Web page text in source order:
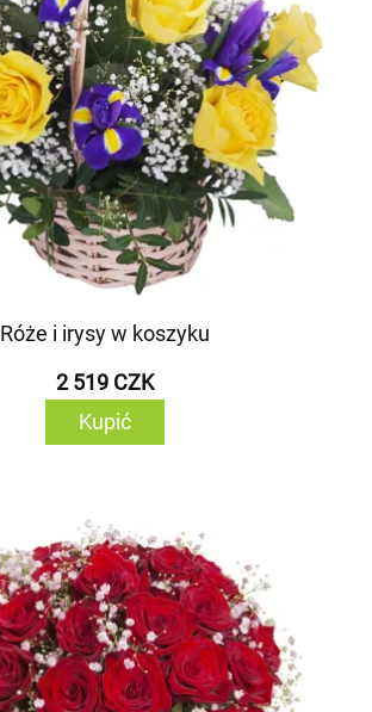
Róże i irysy w koszyku
2 519 CZK
Kupić